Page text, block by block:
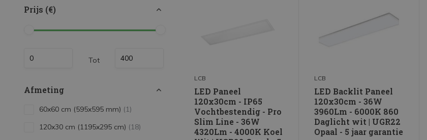
Installatiemateriaal
LED TL verlichting
Prijs (€)
Tot
Afmeting
60x60 cm (595x595 mm) (1)
120x30 cm (1195x295 cm) (18)
LCB
LED Paneel
120x30cm - IP65
Vochtbestendig - Pro
Slim Line - 36W
4320Lm - 4000K Koel
LCB
LED Backlit Paneel
120x30cm - 36W
3960Lm - 6000K 860
Daglicht wit | UGR22
Opaal - 5 jaar garantie